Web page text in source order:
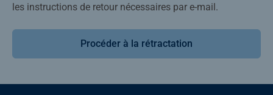
les instructions de retour nécessaires par e-mail.
Procéder à la rétractation